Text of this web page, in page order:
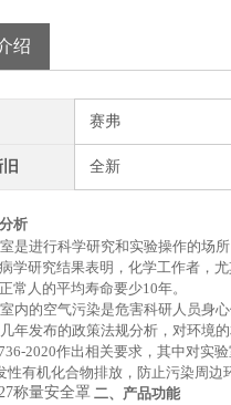
绍
赛弗
全新
析
是进行科学研究和实验操作的场
学研究结果表明，化学工作者，
常人的平均寿命要少10年。
内的空气污染是危害科研人员身
年发布的政策法规分析，对环境
2020作出相关要求，其中对实
性有机化合物排放，防止污染周边
二、 产品功能